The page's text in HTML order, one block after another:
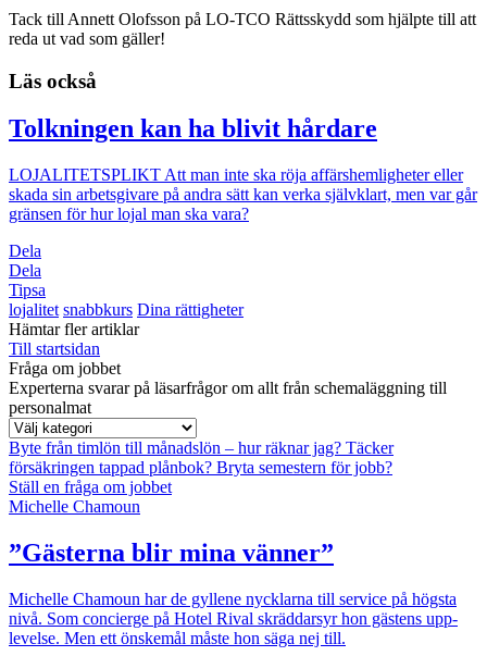
Tack till Annett Olofsson på LO-TCO Rättsskydd som hjälpte till att
reda ut vad som gäller!
Läs också
Tolkningen kan ha blivit hårdare
LOJALITETSPLIKT Att man inte ska röja affärshemligheter eller
skada sin arbetsgivare på andra sätt kan verka självklart, men var går
gränsen för hur lojal man ska vara?
Dela
Dela
Tipsa
lojalitet snabbkurs Dina rättigheter
Hämtar fler artiklar
Till startsidan
Fråga om jobbet
Experterna svarar på läsarfrågor om allt från schemaläggning till
personalmat
Byte från timlön till månadslön – hur räknar jag? Täcker
försäkringen tappad plånbok? Bryta semestern för jobb?
Ställ en fråga om jobbet
Michelle Chamoun
”Gästerna blir mina vänner”
Michelle Chamoun har de gyllene nycklarna till service på högsta
nivå. Som concierge på Hotel Rival skräddarsyr hon gästens upp­
levelse. Men ett önskemål måste hon säga nej till.